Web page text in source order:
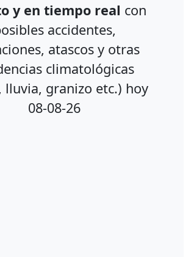
y en tiempo real con
accidentes,
atascos y otras
climatológicas
lluvia, granizo etc.) hoy
08-08-26